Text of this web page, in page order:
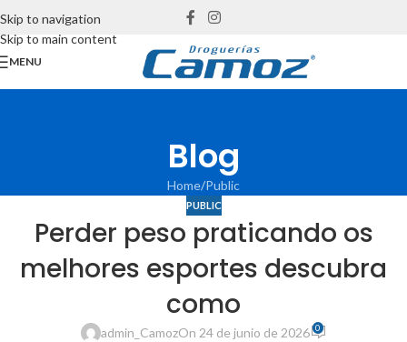
Skip to navigation
Skip to main content
MENU
Blog
Home Public
PUBLIC
Perder peso praticando os
melhores esportes descubra
como
admin_CamozOn 24 de junio de 2026 0